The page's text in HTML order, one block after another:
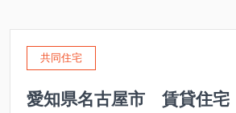
共同住宅
愛知県名古屋市 賃貸住宅